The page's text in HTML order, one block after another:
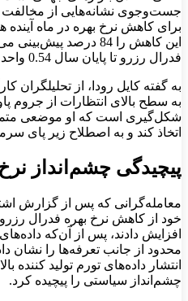
جست‌وجوی نشانه‌هایی از مخالفت
برای کاهش نرخ بهره در ماه آینده
این کاهش را 84 درصد
فدرال رزرو تا پایان سال 0.54 واحد درصد کاهش پیدا کند.
به گفته کایل رودا، از تحلیلگران
به سطح بالای انتظارات از جروم
شکل‌گیری است که او موضعی
اتخاذ کند و به ‌اصطلاح زیر پای
پیچیدگی چشم‌انداز
معامله‌گرانی که پس از گزارش
خود از کاهش نرخ بهره فدرال رزرو
افزایش دادند، پس از آن‌که
محدود از جانب تعرفه‌ها را نشان
انتشار داده‌های تورم تولید کننده
چشم‌انداز سیاستی را پیچیده کرد.